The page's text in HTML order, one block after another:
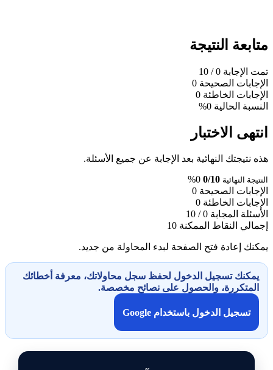
متابعة النتيجة
تمت الإجابة 0
/ 10
الإجابات الصحيحة 0
الإجابات الخاطئة 0
النسبة الحالية 0%
انتهى الاختبار
هذه نتيجتك النهائية بعد الإجابة عن جميع الأسئلة.
النتيجة النهائية 0/10
0%
الإجابات الصحيحة 0
الإجابات الخاطئة 0
الأسئلة المجابة 0 / 10
إجمالي النقاط الممكنة 10
يمكنك إعادة فتح الصفحة لبدء المحاولة من جديد.
يمكنك تسجيل الدخول لحفظ سجل محاولاتك، معرفة أخطائك
المتكررة، والحصول على نصائح مخصصة.
تسجيل الدخول باستخدام Google